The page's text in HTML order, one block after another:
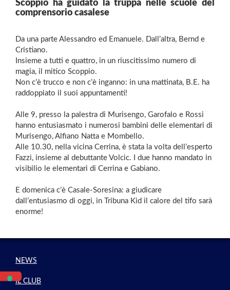
Scoppio ha guidato la truppa nelle scuole del
comprensorio casalese
Da una parte Alessandro ed Emanuele. Dall’altra, Bernd e
Cristiano.
Insieme a tutti e quattro, in un riuscitissimo numero di
magia, il mitico Scoppio.
Non c’è trucco e non c’è inganno: in una mattinata, B.E. ha
raddoppiato il suoi appuntamenti!
Alle 9, presso la palestra di Murisengo, Garofalo e Rossi
hanno entusiasmato i numerosi bambini delle elementari di
Murisengo, Alfiano Natta e Mombello.
Alle 10.30, nella vicina Cerrina, è stata la volta dell’esperto
Fazzi, insieme al debuttante Volcic. I due hanno mandato in
visibilio le elementari di Cerrina e Gabiano.
E domenica c’è Casale-Soresina: a giudicare
dall’entusiasmo di oggi, in Tribuna Kid il calore del tifo sarà
enorme!
NEWS
IL CLUB